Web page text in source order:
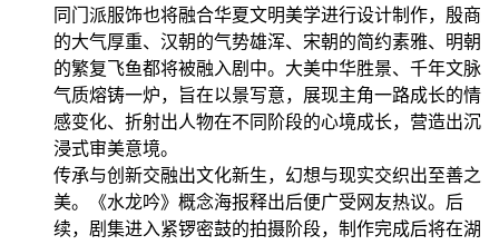
同门派服饰也将融合华夏文明美学进行设计制作，殷商
的大气厚重、汉朝的气势雄浑、宋朝的简约素雅、明朝
的繁复飞鱼都将被融入剧中。大美中华胜景、千年文脉
气质熔铸一炉，旨在以景写意，展现主角一路成长的情
感变化、折射出人物在不同阶段的心境成长，营造出沉
浸式审美意境。
传承与创新交融出文化新生，幻想与现实交织出至善之
美。《水龙吟》概念海报释出后便广受网友热议。后
续，剧集进入紧锣密鼓的拍摄阶段，制作完成后将在湖